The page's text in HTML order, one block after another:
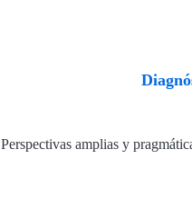
Perspectivas amplias y